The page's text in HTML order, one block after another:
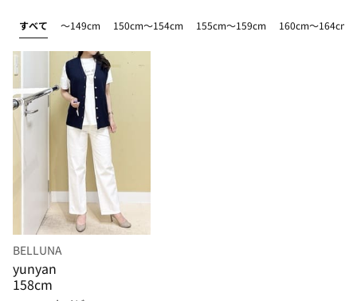
すべて ～149cm 150cm～154cm 155cm～159cm 160cm～164cm
BELLUNA
yunyan
158cm